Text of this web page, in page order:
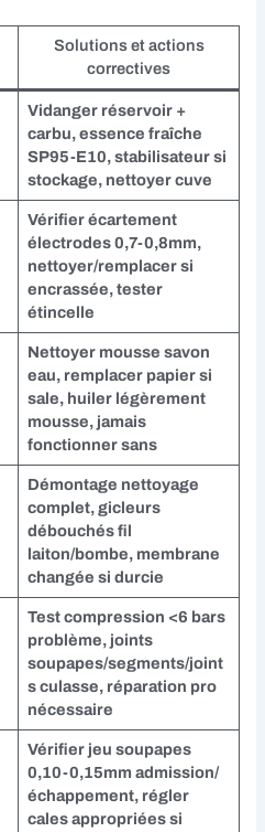
Solutions et actions
correctives
Vidanger réservoir +
carbu, essence fraîche
SP95-E10, stabilisateur si
stockage, nettoyer cuve
Vérifier écartement
électrodes 0,7-0,8mm,
nettoyer/remplacer si
encrassée, tester
étincelle
Nettoyer mousse savon
eau, remplacer papier si
sale, huiler légèrement
mousse, jamais
fonctionner sans
Démontage nettoyage
complet, gicleurs
débouchés fil
laiton/bombe, membrane
changée si durcie
Test compression <6 bars
problème, joints
soupapes/segments/joint
s culasse, réparation pro
nécessaire
Vérifier jeu soupapes
0,10-0,15mm admission/
échappement, régler
cales appropriées si